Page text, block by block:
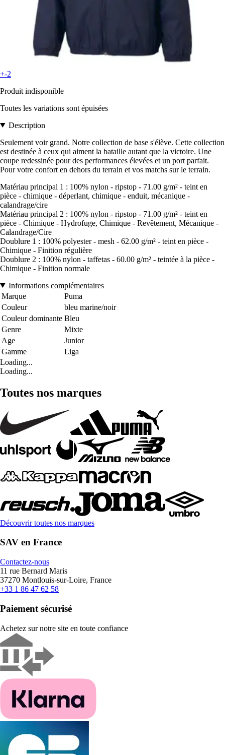
+-2
Produit indisponible
Toutes les variations sont épuisées
Description
Seulement voir grand. Notre collection de base s'élève. Cette collection
est destinée à ceux qui aiment la bataille autant que la victoire. Une
coupe redessinée pour des performances élevées et un port parfait.
Pour votre confort en dehors du terrain et vos matchs sur le terrain.
Matériau principal 1 : 100% nylon - ripstop - 71.00 g/m² - teint en
pièce - chimique - déperlant, chimique - enduit, mécanique -
calandrage/cire
Matériau principal 2 : 100% nylon - ripstop - 71.00 g/m² - teint en
pièce - Chimique - Hydrofuge, Chimique - Revêtement, Mécanique -
Calandrage/Cire
Doublure 1 : 100% polyester - mesh - 62.00 g/m² - teint en pièce -
Chimique - Finition régulière
Doublure 2 : 100% nylon - taffetas - 60.00 g/m² - teintée à la pièce -
Chimique - Finition normale
Informations complémentaires
Marque
Puma
Couleur
bleu marine/noir
Couleur dominante Bleu
Genre
Mixte
Age
Junior
Gamme
Liga
Loading...
Loading...
Toutes nos marques
Découvrir toutes nos marques
SAV en France
Contactez-nous
11 rue Bernard Maris
37270 Montlouis-sur-Loire, France
+33 1 86 47 62 58
Paiement sécurisé
Achetez sur notre site en toute confiance